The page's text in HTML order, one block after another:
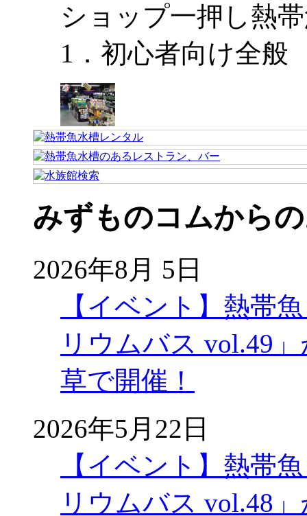
ショップ一押し熱
1．初心者向け全
みずものコムから
2026年8月 5日
【イベント】熱帯
リウムバス vol.49
草で開催！
2026年5月22日
【イベント】熱帯
リウムバス vol.48